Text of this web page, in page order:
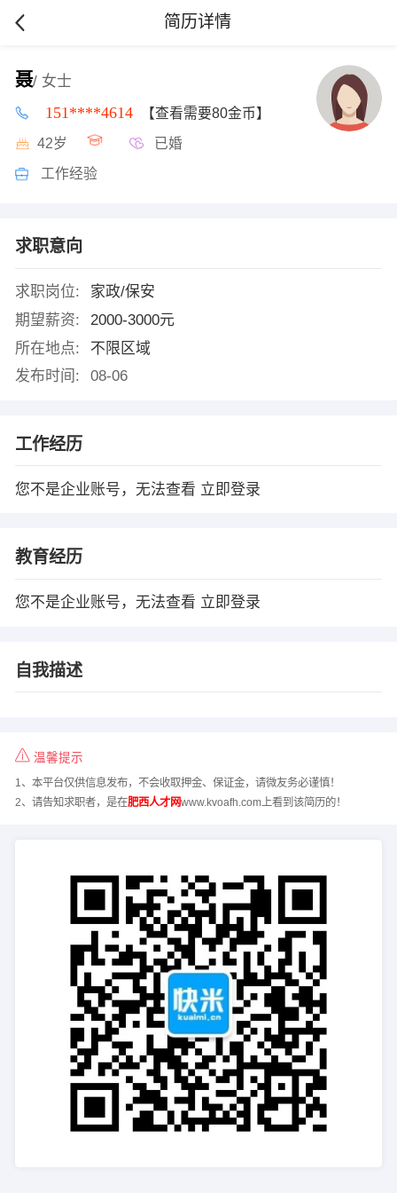
简历详情
聂/ 女士
151****4614 【查看需要80金币】
42岁 已婚
工作经验
求职意向
求职岗位:
家政/保安
期望薪资:
2000-3000元
所在地点:
不限区域
发布时间:
08-06
工作经历
您不是企业账号，无法查看 立即登录
教育经历
您不是企业账号，无法查看 立即登录
自我描述
温馨提示
1、本平台仅供信息发布，不会收取押金、保证金，请微友务必谨慎！
2、请告知求职者，是在肥西人才网www.kvoafh.com上看到该简历的！